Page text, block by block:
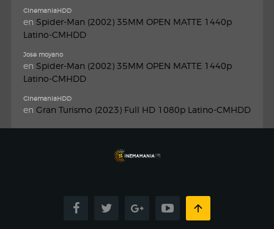
CinemaniaHDD
en Spider-Man (2002) 35MM OPEN MATTE 1440p
Latino-CMHDD
Jose moyano
en Spider-Man (2002) 35MM OPEN MATTE 1440p
Latino-CMHDD
CinemaniaHDD
en Gran Turismo (2023) Full HD 1080p Latino-CMHDD